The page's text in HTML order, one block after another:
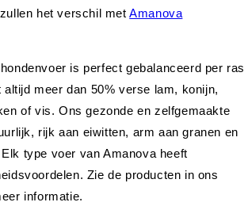
het verschil metAmanova
is perfect gebalanceerd per ras
altijd meer dan 50% verse lam, konijn,
of vis. Ons gezonde en zelfgemaakte
rijk aan eiwitten, arm aan granen en
type voer van Amanova heeft
Zie de producten in ons
informatie.